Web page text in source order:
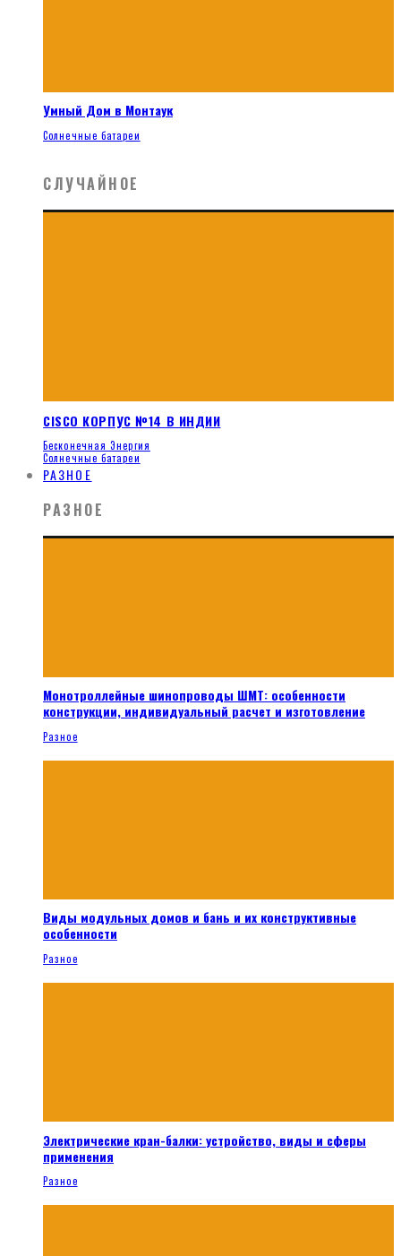
Умный Дом в Монтаук
Солнечные батареи
СЛУЧАЙНОЕ
CISCO КОРПУС №14 В ИНДИИ
Бесконечная Энергия
Солнечные батареи
РАЗНОЕ
РАЗНОЕ
Монотроллейные шинопроводы ШМТ: особенности
конструкции, индивидуальный расчет и изготовление
Разное
Виды модульных домов и бань и их конструктивные
особенности
Разное
Электрические кран-балки: устройство, виды и сферы
применения
Разное